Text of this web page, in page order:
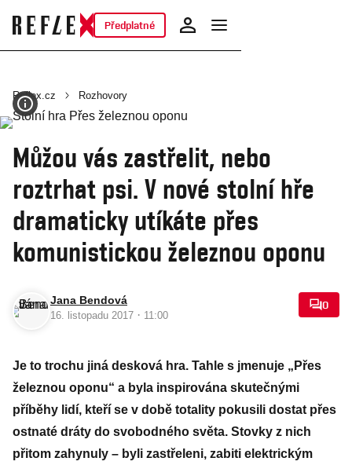
Předplatné
Reflex.cz Rozhovory
Můžou vás zastřelit, nebo
roztrhat psi. V nové stolní hře
dramaticky utíkáte přes
komunistickou železnou oponu
Jana Bendová
16. listopadu 2017 · 11:00
0
Je to trochu jiná desková hra. Tahle s jmenuje „Přes
železnou oponu“ a byla inspirována skutečnými
příběhy lidí, kteří se v době totality pokusili dostat přes
ostnaté dráty do svobodného světa. Stovky z nich
přitom zahynuly – byli zastřeleni, zabiti elektrickým